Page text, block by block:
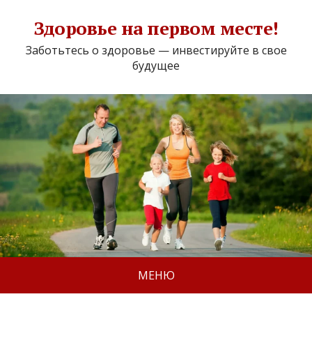
Здоровье на первом месте!
Заботьтесь о здоровье — инвестируйте в свое
будущее
МЕНЮ